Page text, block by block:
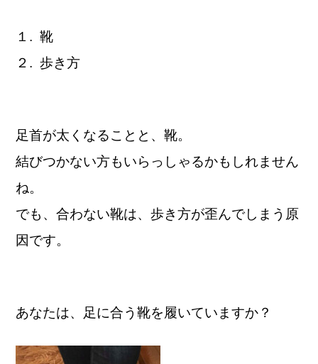
１. 靴
２. 歩き方
足首が太くなることと、靴。
結びつかない方もいらっしゃるかもしれません
ね。
でも、合わない靴は、歩き方が歪んでしまう原
因です。
あなたは、足に合う靴を履いていますか？